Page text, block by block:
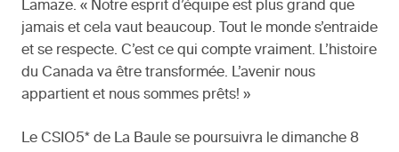
Lamaze. « Notre esprit d’équipe est plus grand que
jamais et cela vaut beaucoup. Tout le monde s’entraide
et se respecte. C’est ce qui compte vraiment. L’histoire
du Canada va être transformée. L’avenir nous
appartient et nous sommes prêts! »
Le CSIO5* de La Baule se poursuivra le dimanche 8